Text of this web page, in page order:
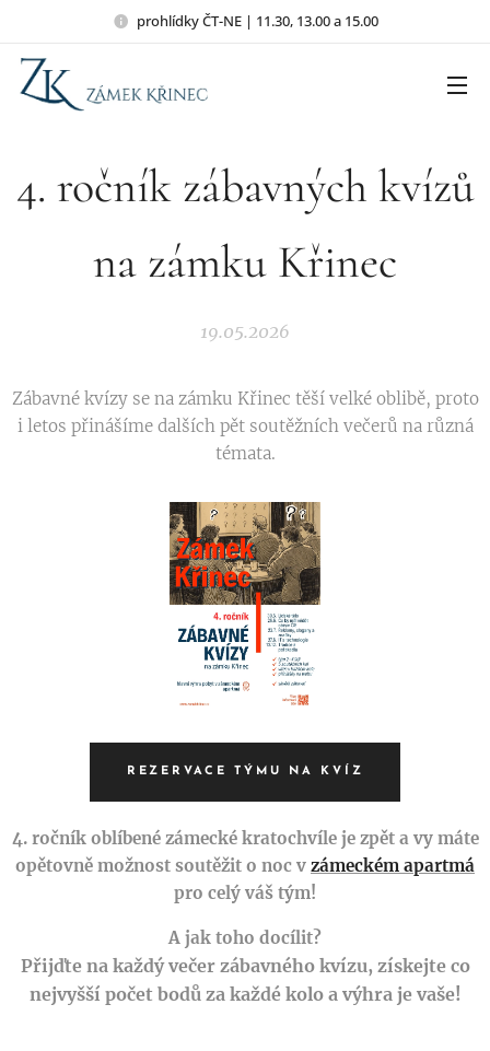
prohlídky ČT-NE | 11.30, 13.00 a 15.00
4. ročník zábavných kvízů
na zámku Křinec
19.05.2026
Zábavné kvízy se na zámku Křinec těší velké oblibě, proto
i letos přinášíme dalších pět soutěžních večerů na různá
témata.
REZERVACE TÝMU NA KVÍZ
4. ročník oblíbené zámecké kratochvíle je zpět a vy máte
opětovně možnost soutěžit o noc v zámeckém apartmá
pro celý váš tým!
A jak toho docílit?
Přijďte na každý večer zábavného kvízu, získejte co
nejvyšší počet bodů za každé kolo a výhra je vaše!